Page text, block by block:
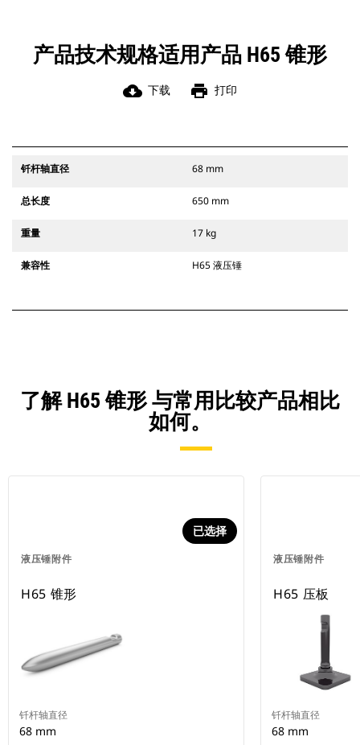
产品技术规格适用产品 H65 锥形
cloud_download 下载 print 打印
钎杆轴直径 68 mm
总长度 650 mm
重量 17 kg
兼容性 H65 液压锤
了解 H65 锥形 与常用比较产品相比
如何。
液压锤附件
已选择
H65 锥形
钎杆轴直径
68 mm
液压锤附件
H65 压板
钎杆轴直径
68 mm